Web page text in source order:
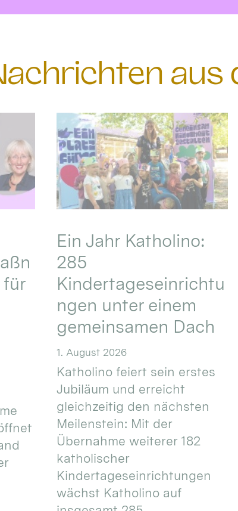
aus
für
Ein Jahr Katholino:
285
Kindertageseinrichtu
ngen unter einem
gemeinsamen Dach
1. August 2026
Katholino feiert sein erstes
Jubiläum und erreicht
gleichzeitig den nächsten
Meilenstein: Mit der
Übernahme weiterer 182
katholischer
Kindertageseinrichtungen
wächst Katholino auf